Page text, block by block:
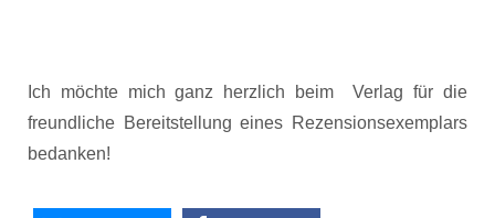
Ich möchte mich ganz herzlich beim
Verlag für die
freundliche Bereitstellung eines Rezensionsexemplars
bedanken!